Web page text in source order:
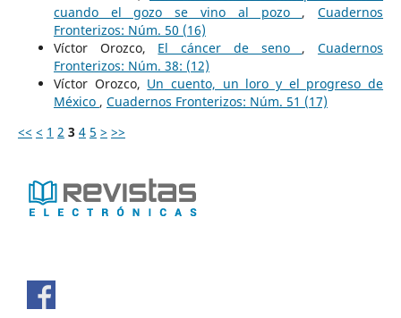
cuando el gozo se vino al pozo ,Cuadernos
Fronterizos: Núm. 50 (16)
Víctor Orozco, El cáncer de seno ,Cuadernos
Fronterizos: Núm. 38: (12)
Víctor Orozco, Un cuento, un loro y el progreso de
México , Cuadernos Fronterizos: Núm. 51 (17)
<< < 1 2 3 4 5 > >>